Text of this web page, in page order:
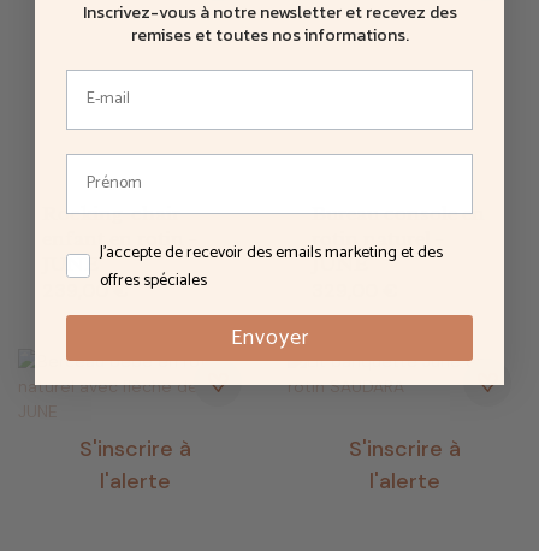
Rocking-chair
JUNE
239,00 €
Bureau console en
JUNE
S'inscrire à
l'alerte
S'inscrire à
l'alerte
Inscrivez-vous à notre newsletter et recevez des
remises et toutes nos informations.
J'accepte de recevoir des emails marketing et des
J'accepte de recevoir des emails marketing et des
offres spéciales
Envoyer